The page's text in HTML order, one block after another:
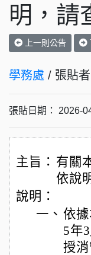
明，請
上一則公告
學務處 / 張貼者
張貼日期： 2026-
主旨： 有關
依說
說明：
一、 依
5年
授